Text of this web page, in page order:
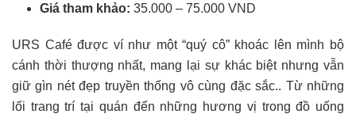
Giá tham khảo: 35.000 – 75.000 VND
URS Café được ví như một “quý cô” khoác lên mình bộ
cánh thời thượng nhất, mang lại sự khác biệt nhưng vẫn
giữ gìn nét đẹp truyền thống vô cùng đặc sắc.. Từ những
lối trang trí tại quán đến những hương vị trong đồ uống